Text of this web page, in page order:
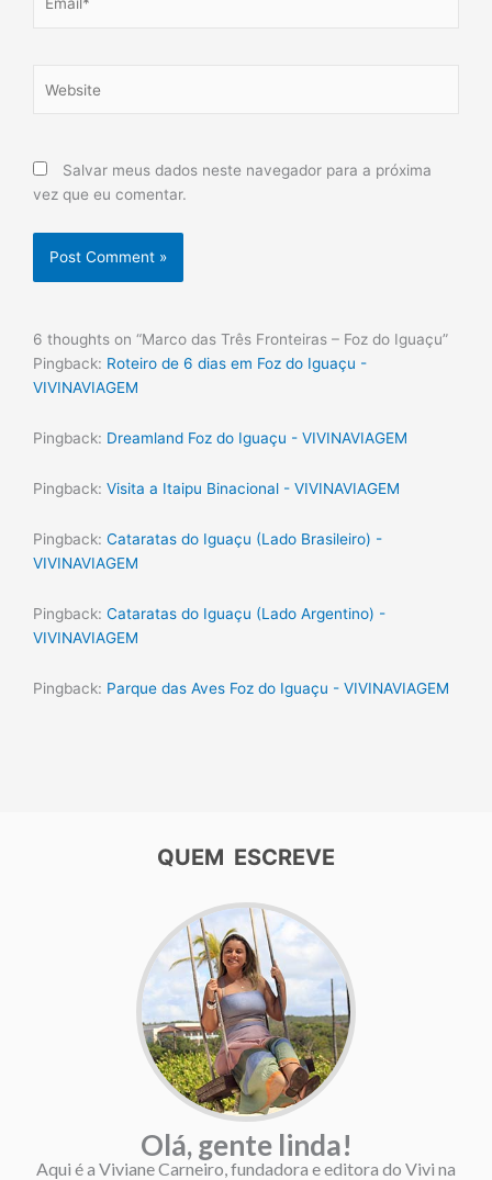
Salvar meus dados neste navegador para a próxima
vez que eu comentar.
6 thoughts on “Marco das Três Fronteiras – Foz do Iguaçu”
Pingback: Roteiro de 6 dias em Foz do Iguaçu -
VIVINAVIAGEM
Pingback: Dreamland Foz do Iguaçu - VIVINAVIAGEM
Pingback: Visita a Itaipu Binacional - VIVINAVIAGEM
Pingback: Cataratas do Iguaçu (Lado Brasileiro) -
VIVINAVIAGEM
Pingback: Cataratas do Iguaçu (Lado Argentino) -
VIVINAVIAGEM
Pingback: Parque das Aves Foz do Iguaçu - VIVINAVIAGEM
QUEM ESCREVE
Olá, gente linda!
Aqui é a Viviane Carneiro, fundadora e editora do Vivi na